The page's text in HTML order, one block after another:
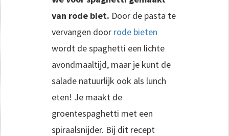
van rode biet. Door de pasta te
vervangen door rode bieten
wordt de spaghetti een lichte
avondmaaltijd, maar je kunt de
salade natuurlijk ook als lunch
eten! Je maakt de
groentespaghetti met een
spiraalsnijder. Bij dit recept